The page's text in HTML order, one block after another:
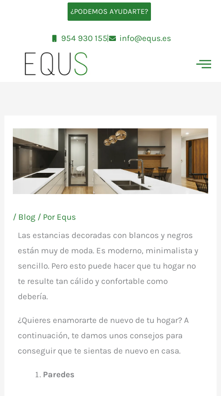
¿PODEMOS AYUDARTE?
954 930 155 info@equs.es
/ Blog / Por Equs
Las estancias decoradas con blancos y negros
están muy de moda. Es moderno, minimalista y
sencillo. Pero esto puede hacer que tu hogar no
te resulte tan cálido y confortable como
debería.
¿Quieres enamorarte de nuevo de tu hogar? A
continuación, te damos unos consejos para
conseguir que te sientas de nuevo en casa.
Paredes